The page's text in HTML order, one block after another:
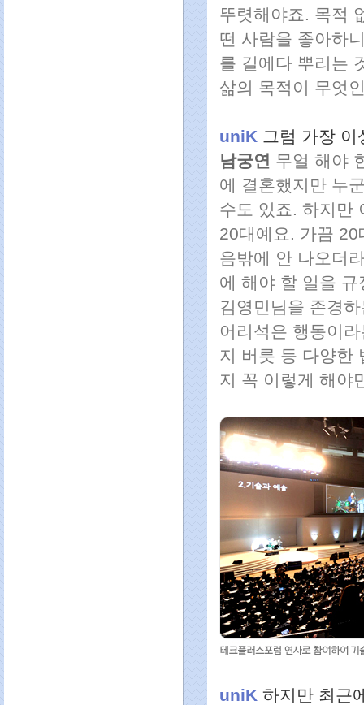
뚜렷해야죠. 목적
떤 사람을 좋아하
를 길에다 뿌리는
삶의 목적이 무엇
uniK 그럼 가장
남궁연 무얼 해야
에 결혼했지만 누
수도 있죠. 하지만
20대예요. 가끔
음밖에 안 나오더
에 해야 할 일을
김영민님을 존경
어리석은 행동이
지 버릇 등 다양한
지 꼭 이렇게 해야
uniK 하지만 최근